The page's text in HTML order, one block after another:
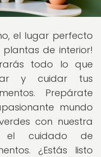
el lugar perfecto
de interior!
todo lo que
y cuidar tus
Prepárate
mundo
con nuestra
el cuidado de
¿Estás listo